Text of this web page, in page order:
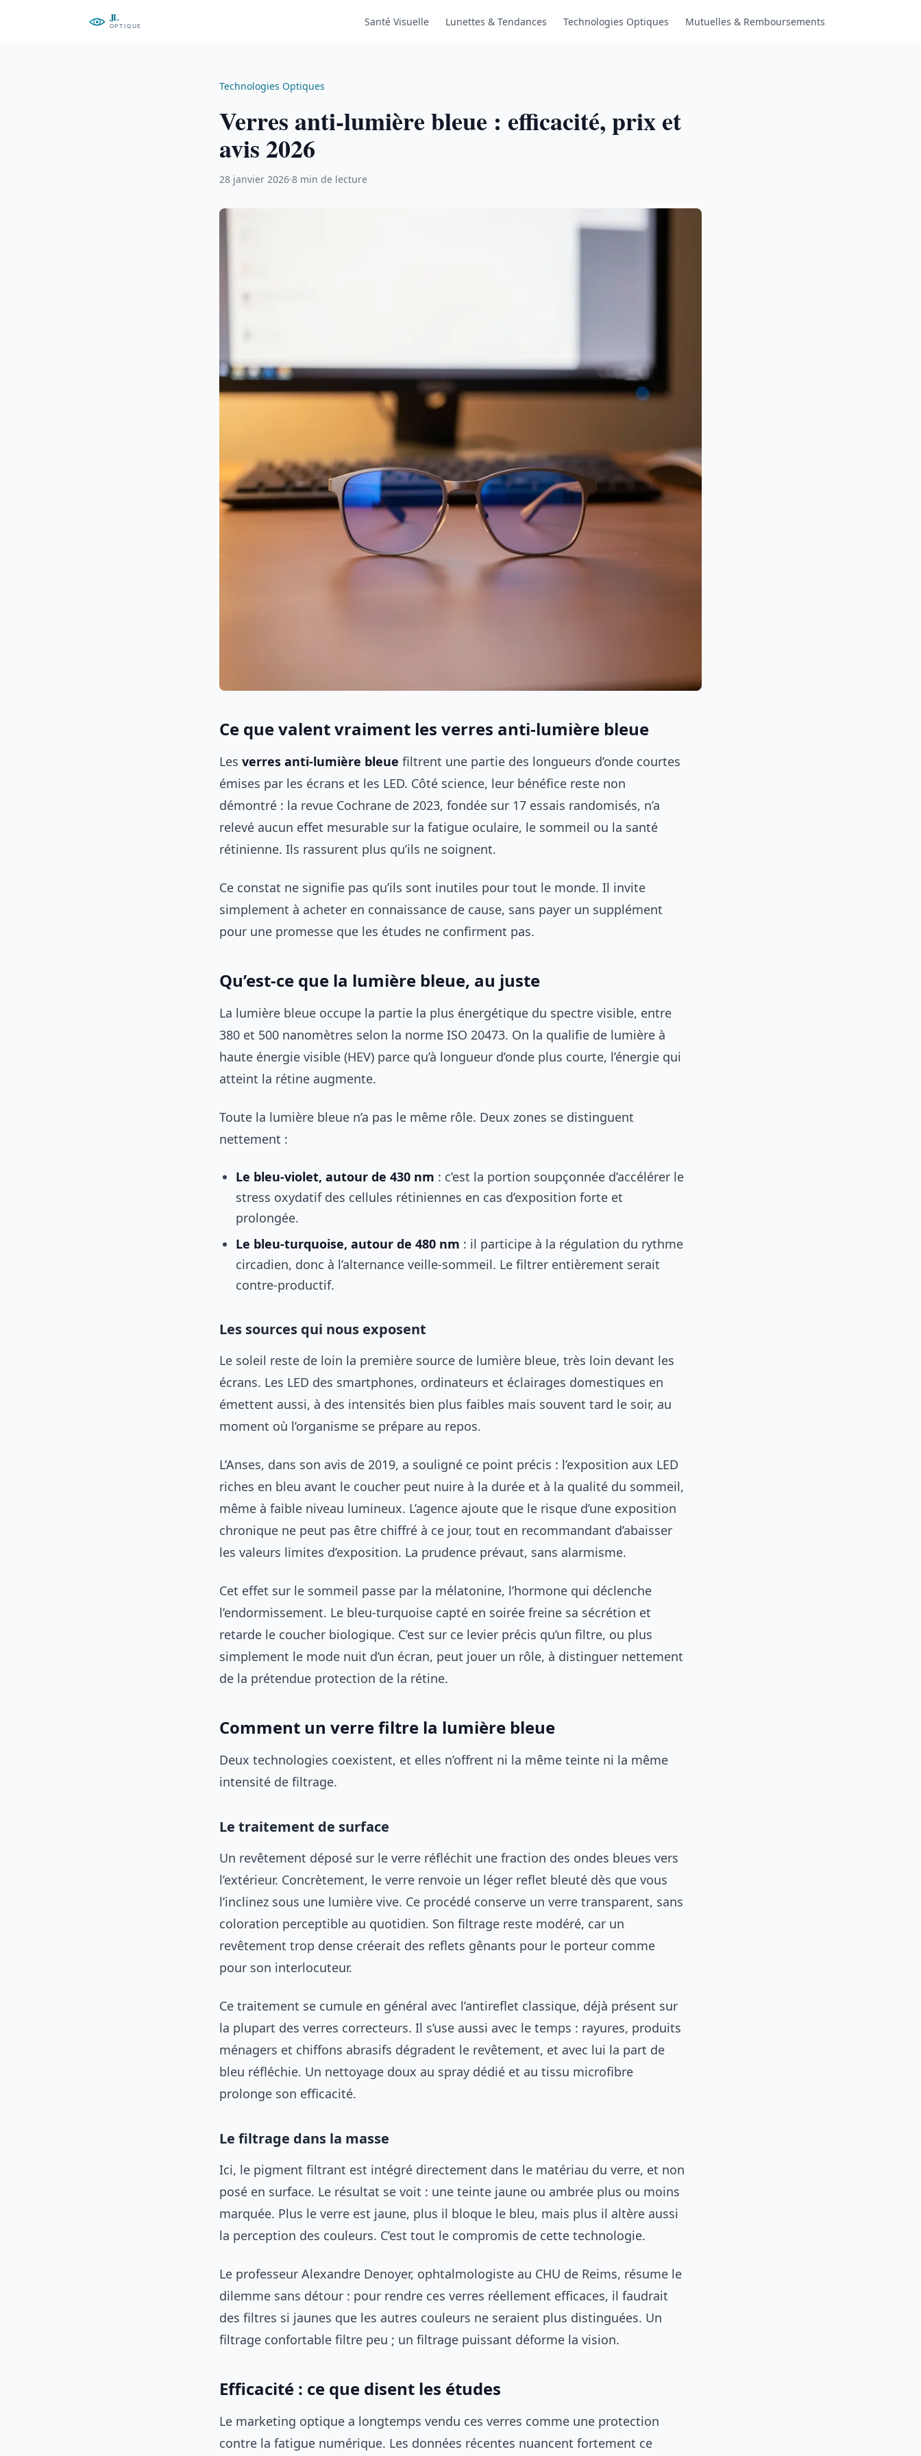
Santé Visuelle Lunettes & Tendances Technologies Optiques Mutuelles & Remboursements
Technologies Optiques
Verres anti-lumière bleue : efficacité, prix et
avis 2026
28 janvier 2026 8 min de lecture
Ce que valent vraiment les verres anti-lumière bleue
Les verres anti-lumière bleue filtrent une partie des longueurs d’onde courtes
émises par les écrans et les LED. Côté science, leur bénéfice reste non
démontré : la revue Cochrane de 2023, fondée sur 17 essais randomisés, n’a
relevé aucun effet mesurable sur la fatigue oculaire, le sommeil ou la santé
rétinienne. Ils rassurent plus qu’ils ne soignent.
Ce constat ne signifie pas qu’ils sont inutiles pour tout le monde. Il invite
simplement à acheter en connaissance de cause, sans payer un supplément
pour une promesse que les études ne confirment pas.
Qu’est-ce que la lumière bleue, au juste
La lumière bleue occupe la partie la plus énergétique du spectre visible, entre
380 et 500 nanomètres selon la norme ISO 20473. On la qualifie de lumière à
haute énergie visible (HEV) parce qu’à longueur d’onde plus courte, l’énergie qui
atteint la rétine augmente.
Toute la lumière bleue n’a pas le même rôle. Deux zones se distinguent
nettement :
Le bleu-violet, autour de 430 nm : c’est la portion soupçonnée d’accélérer le
stress oxydatif des cellules rétiniennes en cas d’exposition forte et
prolongée.
Le bleu-turquoise, autour de 480 nm : il participe à la régulation du rythme
circadien, donc à l’alternance veille-sommeil. Le filtrer entièrement serait
contre-productif.
Les sources qui nous exposent
Le soleil reste de loin la première source de lumière bleue, très loin devant les
écrans. Les LED des smartphones, ordinateurs et éclairages domestiques en
émettent aussi, à des intensités bien plus faibles mais souvent tard le soir, au
moment où l’organisme se prépare au repos.
L’Anses, dans son avis de 2019, a souligné ce point précis : l’exposition aux LED
riches en bleu avant le coucher peut nuire à la durée et à la qualité du sommeil,
même à faible niveau lumineux. L’agence ajoute que le risque d’une exposition
chronique ne peut pas être chiffré à ce jour, tout en recommandant d’abaisser
les valeurs limites d’exposition. La prudence prévaut, sans alarmisme.
Cet effet sur le sommeil passe par la mélatonine, l’hormone qui déclenche
l’endormissement. Le bleu-turquoise capté en soirée freine sa sécrétion et
retarde le coucher biologique. C’est sur ce levier précis qu’un filtre, ou plus
simplement le mode nuit d’un écran, peut jouer un rôle, à distinguer nettement
de la prétendue protection de la rétine.
Comment un verre filtre la lumière bleue
Deux technologies coexistent, et elles n’offrent ni la même teinte ni la même
intensité de filtrage.
Le traitement de surface
Un revêtement déposé sur le verre réfléchit une fraction des ondes bleues vers
l’extérieur. Concrètement, le verre renvoie un léger reflet bleuté dès que vous
l’inclinez sous une lumière vive. Ce procédé conserve un verre transparent, sans
coloration perceptible au quotidien. Son filtrage reste modéré, car un
revêtement trop dense créerait des reflets gênants pour le porteur comme
pour son interlocuteur.
Ce traitement se cumule en général avec l’antireflet classique, déjà présent sur
la plupart des verres correcteurs. Il s’use aussi avec le temps : rayures, produits
ménagers et chiffons abrasifs dégradent le revêtement, et avec lui la part de
bleu réfléchie. Un nettoyage doux au spray dédié et au tissu microfibre
prolonge son efficacité.
Le filtrage dans la masse
Ici, le pigment filtrant est intégré directement dans le matériau du verre, et non
posé en surface. Le résultat se voit : une teinte jaune ou ambrée plus ou moins
marquée. Plus le verre est jaune, plus il bloque le bleu, mais plus il altère aussi
la perception des couleurs. C’est tout le compromis de cette technologie.
Le professeur Alexandre Denoyer, ophtalmologiste au CHU de Reims, résume le
dilemme sans détour : pour rendre ces verres réellement efficaces, il faudrait
des filtres si jaunes que les autres couleurs ne seraient plus distinguées. Un
filtrage confortable filtre peu ; un filtrage puissant déforme la vision.
Efficacité : ce que disent les études
Le marketing optique a longtemps vendu ces verres comme une protection
contre la fatigue numérique. Les données récentes nuancent fortement ce